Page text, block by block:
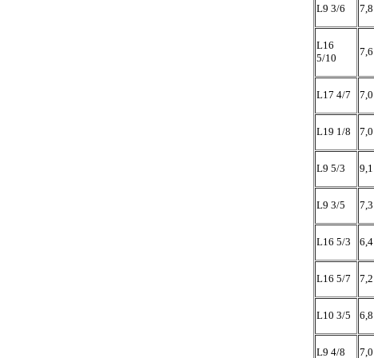
L9 3/6 7,8
L16
5/10
7,6
L17 4/7 7,0
L19 1/8 7,0
L9 5/3 9,1
L9 3/5 7,3
L16 5/3 6,4
L16 5/7 7,2
L10 3/5 6,8
L9 4/8 7,0